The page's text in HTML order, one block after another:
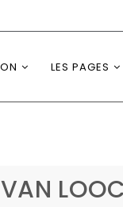
LES PAGES
VAN